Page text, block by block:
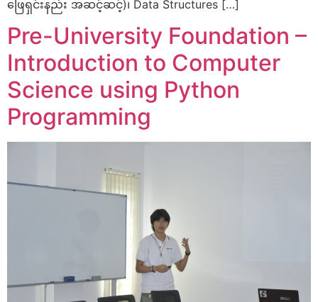
ဖြေရှင်းနည်း အဆင့်ဆင့်)၊ Data Structures […]
Pre-University Foundation –
Introduction to Computer
Science using Python
Programming